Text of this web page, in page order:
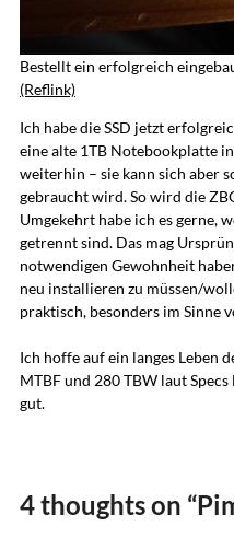
Bestellt ein erfolgreich
(Reflink)
Ich habe die SSD jetzt
eine alte 1TB Notebookplatte
weiterhin – sie kann sich aber
gebraucht wird. So wird die
Umgekehrt habe ich es gerne,
getrennt sind. Das mag
notwendigen Gewohnheit
neu installieren zu müssen/
praktisch, besonders im Sinne
Ich hoffe auf ein langes Leben
MTBF und 280 TBW laut
gut.
4 thoughts on “